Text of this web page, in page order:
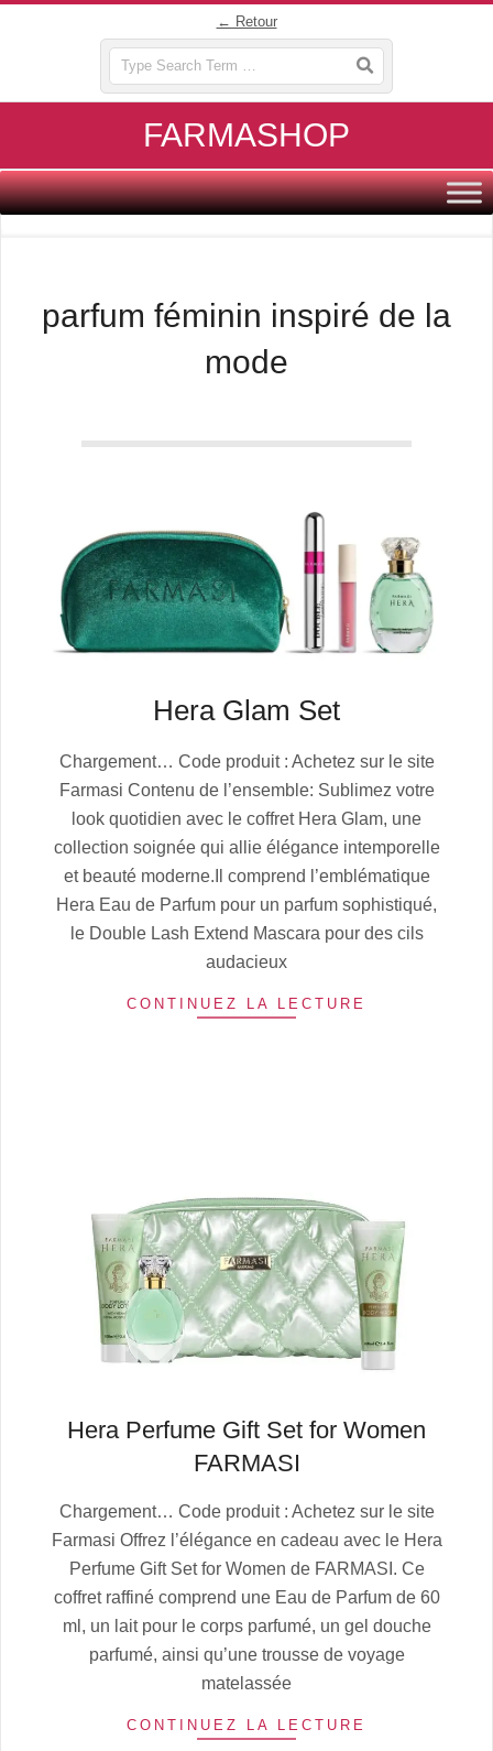
← Retour
FARMASHOP
Primary
Navigation
parfum féminin inspiré de la
mode
Hera Glam Set
01-
12
Chargement… Code produit : Achetez sur le site
Farmasi Contenu de l’ensemble: Sublimez votre
look quotidien avec le coffret Hera Glam, une
collection soignée qui allie élégance intemporelle
et beauté moderne.Il comprend l’emblématique
Hera Eau de Parfum pour un parfum sophistiqué,
le Double Lash Extend Mascara pour des cils
audacieux
CONTINUEZ LA LECTURE
Hera Perfume Gift Set for Women
FARMASI
07-
06
Chargement… Code produit : Achetez sur le site
Farmasi Offrez l’élégance en cadeau avec le Hera
Perfume Gift Set for Women de FARMASI. Ce
coffret raffiné comprend une Eau de Parfum de 60
ml, un lait pour le corps parfumé, un gel douche
parfumé, ainsi qu’une trousse de voyage
matelassée
CONTINUEZ LA LECTURE